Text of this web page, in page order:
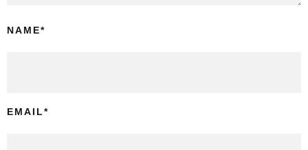
NAME*
EMAIL*